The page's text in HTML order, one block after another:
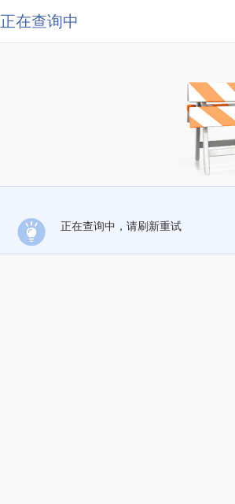
正在查询中
正在查询中，请刷新重试